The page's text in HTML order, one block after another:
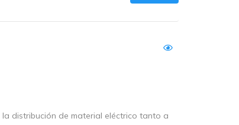
distribución de material eléctrico tanto a